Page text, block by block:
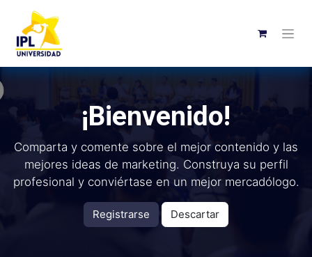
¡Bienvenido!
Comparta y comente sobre el mejor contenido y las
mejores ideas de marketing. Construya su perfil
profesional y conviértase en un mejor mercadólogo.
Registrarse Descartar